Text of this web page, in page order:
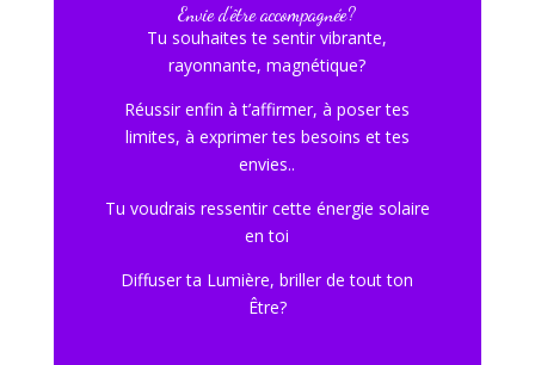
Envie d'être accompagné·e?
Tu souhaites te sentir vibrante,
rayonnante, magnétique?
Réussir enfin à t’affirmer, à poser tes
limites, à exprimer tes besoins et tes
envies..
Tu voudrais ressentir cette énergie solaire
en toi
Diffuser ta Lumière, briller de tout ton
Être?